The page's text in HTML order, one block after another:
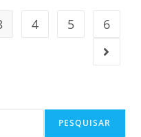
4 5 6
PESQUISAR